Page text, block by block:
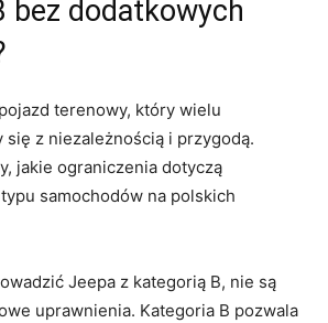
⁣bez dodatkowych
terenowy, który wielu
⁣się z niezależnością i‍ przygodą.
jakie ograniczenia dotyczą
samochodów na polskich
‍Jeepa z kategorią⁢ B, nie ‍są
uprawnienia. Kategoria B pozwala